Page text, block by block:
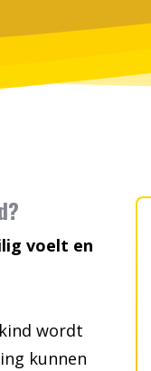
voelt en
wordt
kunnen